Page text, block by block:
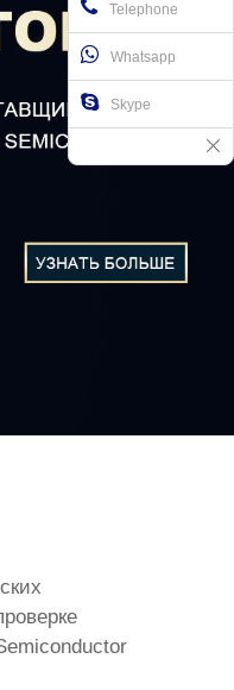
Telephone
Whatsapp
Skype